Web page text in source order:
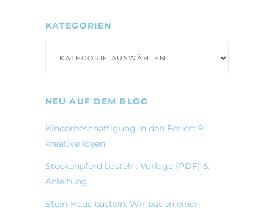
KATEGORIEN
NEU AUF DEM BLOG
Kinderbeschäftigung in den Ferien: 9
kreative Ideen
Steckenpferd basteln: Vorlage (PDF) &
Anleitung
Stein-Haus basteln: Wir bauen einen